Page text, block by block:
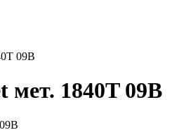
09B
мет. 1840T 09B